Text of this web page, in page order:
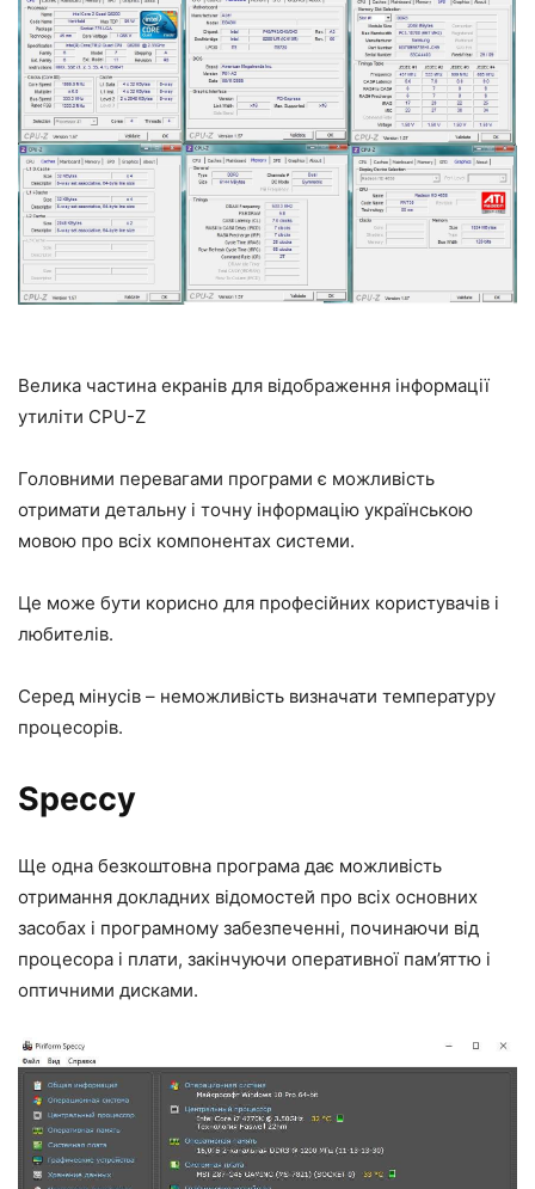
Велика частина екранів для відображення інформації
утиліти CPU-Z
Головними перевагами програми є можливість
отримати детальну і точну інформацію українською
мовою про всіх компонентах системи.
Це може бути корисно для професійних користувачів і
любителів.
Серед мінусів – неможливість визначати температуру
процесорів.
Speccy
Ще одна безкоштовна програма дає можливість
отримання докладних відомостей про всіх основних
засобах і програмному забезпеченні, починаючи від
процесора і плати, закінчуючи оперативної пам’яттю і
оптичними дисками.